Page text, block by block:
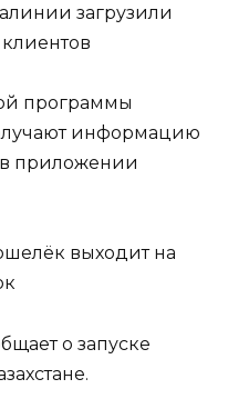
загрузили
программы
информацию
приложении
выходит на
о запуске